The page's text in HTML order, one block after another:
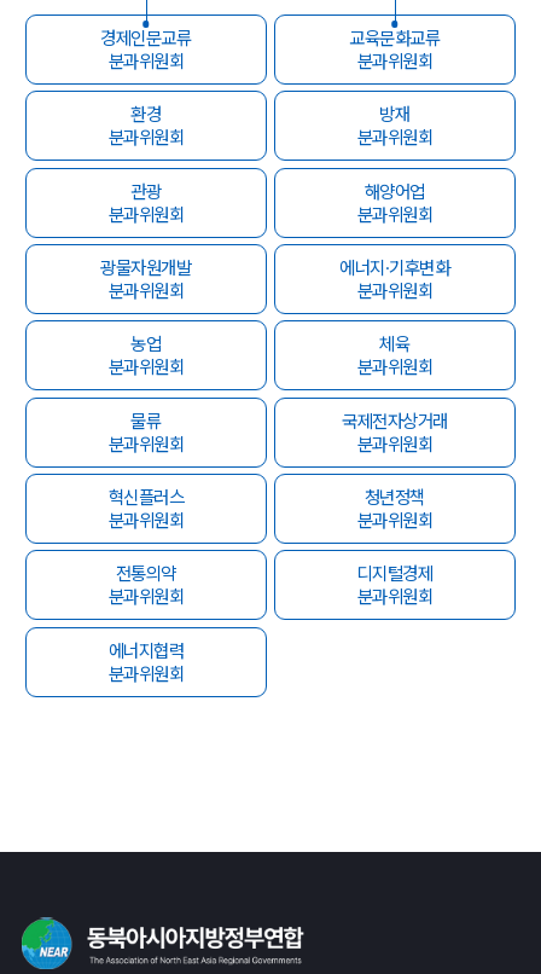
경제인문교류
분과위원회
교육문화교류
분과위원회
환경
분과위원회
방재
분과위원회
관광
분과위원회
해양어업
분과위원회
광물자원개발
분과위원회
에너지·기후변화
분과위원회
농업
분과위원회
체육
분과위원회
물류
분과위원회
국제전자상거래
분과위원회
혁신플러스
분과위원회
청년정책
분과위원회
전통의약
분과위원회
디지털경제
분과위원회
에너지협력
분과위원회